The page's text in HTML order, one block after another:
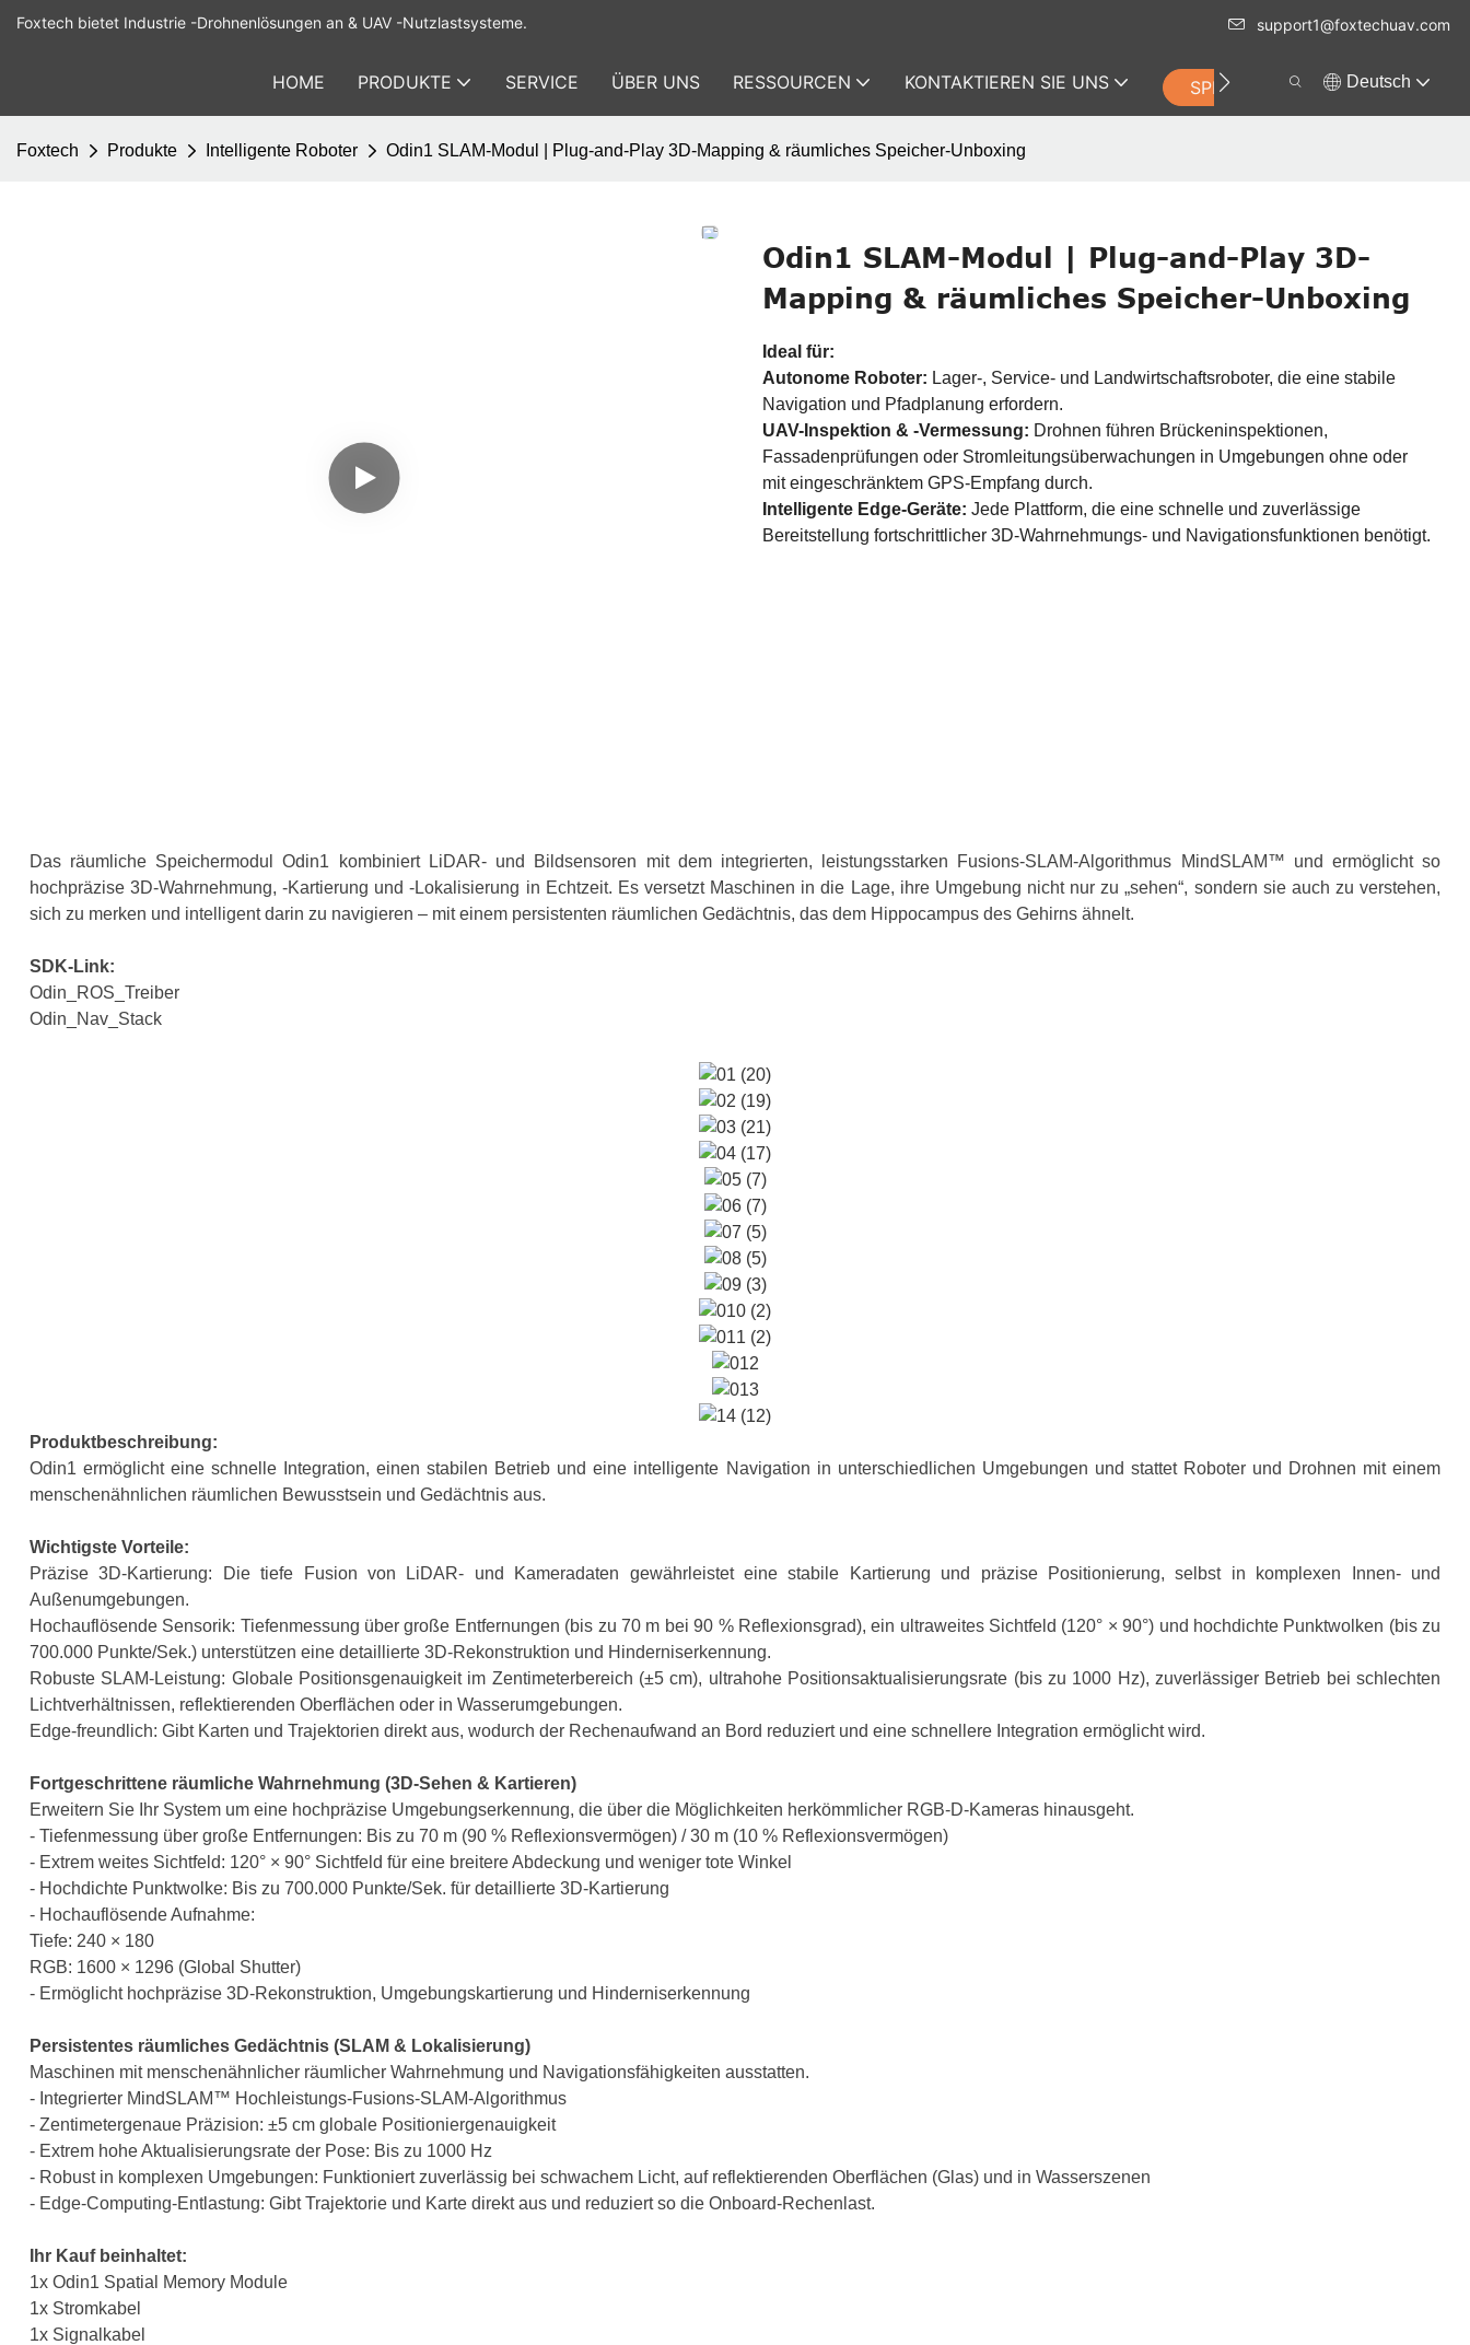
Foxtech bietet Industrie -Drohnenlösungen an & UAV -Nutzlastsysteme. support1@foxtechuav.com
HOME PRODUKTE SERVICE ÜBER UNS RESSOURCEN KONTAKTIEREN SIE UNS SPEICHERN Deutsch
Foxtech Produkte Intelligente Roboter Odin1 SLAM-Modul | Plug-and-Play 3D-Mapping & räumliches Speicher-Unboxing
Odin1 SLAM-Modul | Plug-and-Play 3D-
Mapping & räumliches Speicher-Unboxing
Ideal für:
Autonome Roboter: Lager-, Service- und Landwirtschaftsroboter, die eine stabile
Navigation und Pfadplanung erfordern.
UAV-Inspektion & -Vermessung: Drohnen führen Brückeninspektionen,
Fassadenprüfungen oder Stromleitungsüberwachungen in Umgebungen ohne oder
mit eingeschränktem GPS-Empfang durch.
Intelligente Edge-Geräte: Jede Plattform, die eine schnelle und zuverlässige
Bereitstellung fortschrittlicher 3D-Wahrnehmungs- und Navigationsfunktionen benötigt.
Das räumliche Speichermodul Odin1 kombiniert LiDAR- und Bildsensoren mit dem integrierten, leistungsstarken Fusions-SLAM-Algorithmus MindSLAM™ und ermöglicht so
hochpräzise 3D-Wahrnehmung, -Kartierung und -Lokalisierung in Echtzeit. Es versetzt Maschinen in die Lage, ihre Umgebung nicht nur zu „sehen“, sondern sie auch zu verstehen,
sich zu merken und intelligent darin zu navigieren – mit einem persistenten räumlichen Gedächtnis, das dem Hippocampus des Gehirns ähnelt.
SDK-Link:
Odin_ROS_Treiber
Odin_Nav_Stack
Produktbeschreibung:
Odin1 ermöglicht eine schnelle Integration, einen stabilen Betrieb und eine intelligente Navigation in unterschiedlichen Umgebungen und stattet Roboter und Drohnen mit einem
menschenähnlichen räumlichen Bewusstsein und Gedächtnis aus.
Wichtigste Vorteile:
Präzise 3D-Kartierung: Die tiefe Fusion von LiDAR- und Kameradaten gewährleistet eine stabile Kartierung und präzise Positionierung, selbst in komplexen Innen- und
Außenumgebungen.
Hochauflösende Sensorik: Tiefenmessung über große Entfernungen (bis zu 70 m bei 90 % Reflexionsgrad), ein ultraweites Sichtfeld (120° × 90°) und hochdichte Punktwolken (bis zu
700.000 Punkte/Sek.) unterstützen eine detaillierte 3D-Rekonstruktion und Hinderniserkennung.
Robuste SLAM-Leistung: Globale Positionsgenauigkeit im Zentimeterbereich (±5 cm), ultrahohe Positionsaktualisierungsrate (bis zu 1000 Hz), zuverlässiger Betrieb bei schlechten
Lichtverhältnissen, reflektierenden Oberflächen oder in Wasserumgebungen.
Edge-freundlich: Gibt Karten und Trajektorien direkt aus, wodurch der Rechenaufwand an Bord reduziert und eine schnellere Integration ermöglicht wird.
Fortgeschrittene räumliche Wahrnehmung (3D-Sehen & Kartieren)
Erweitern Sie Ihr System um eine hochpräzise Umgebungserkennung, die über die Möglichkeiten herkömmlicher RGB-D-Kameras hinausgeht.
- Tiefenmessung über große Entfernungen: Bis zu 70 m (90 % Reflexionsvermögen) / 30 m (10 % Reflexionsvermögen)
- Extrem weites Sichtfeld: 120° × 90° Sichtfeld für eine breitere Abdeckung und weniger tote Winkel
- Hochdichte Punktwolke: Bis zu 700.000 Punkte/Sek. für detaillierte 3D-Kartierung
- Hochauflösende Aufnahme:
Tiefe: 240 × 180
RGB: 1600 × 1296 (Global Shutter)
- Ermöglicht hochpräzise 3D-Rekonstruktion, Umgebungskartierung und Hinderniserkennung
Persistentes räumliches Gedächtnis (SLAM & Lokalisierung)
Maschinen mit menschenähnlicher räumlicher Wahrnehmung und Navigationsfähigkeiten ausstatten.
- Integrierter MindSLAM™ Hochleistungs-Fusions-SLAM-Algorithmus
- Zentimetergenaue Präzision: ±5 cm globale Positioniergenauigkeit
- Extrem hohe Aktualisierungsrate der Pose: Bis zu 1000 Hz
- Robust in komplexen Umgebungen: Funktioniert zuverlässig bei schwachem Licht, auf reflektierenden Oberflächen (Glas) und in Wasserszenen
- Edge-Computing-Entlastung: Gibt Trajektorie und Karte direkt aus und reduziert so die Onboard-Rechenlast.
Ihr Kauf beinhaltet:
1x Odin1 Spatial Memory Module
1x Stromkabel
1x Signalkabel